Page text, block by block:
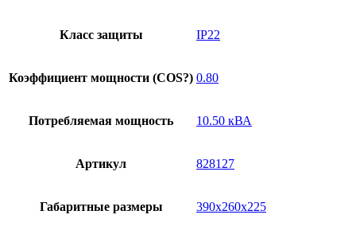
Класс защиты IP22
Коэффициент мощности (COS?) 0.80
Потребляемая мощность 10.50 кВА
Артикул 828127
Габаритные размеры 390x260x225